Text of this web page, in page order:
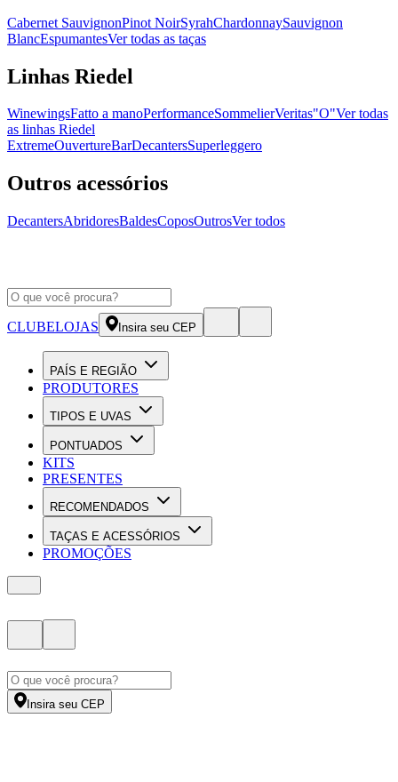
Cabernet SauvignonPinot NoirSyrahChardonnaySauvignon
BlancEspumantesVer todas as taças
Linhas Riedel
WinewingsFatto a manoPerformanceSommelierVeritas"O"Ver todas
as linhas Riedel
ExtremeOuvertureBarDecantersSuperleggero
Outros acessórios
DecantersAbridoresBaldesCoposOutrosVer todos
CLUBELOJAS Insira seu CEP
PAÍS E REGIÃO
PRODUTORES
TIPOS E UVAS
PONTUADOS
KITS
PRESENTES
RECOMENDADOS
TAÇAS E ACESSÓRIOS
PROMOÇÕES
Insira seu CEP